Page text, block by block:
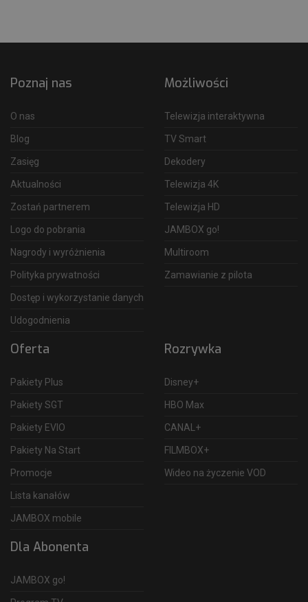
Poznaj nas
O nas
Blog
Zasięg
Aktualności
Zostań partnerem
Logo do pobrania
Nagrody i wyróżnienia
Polityka prywatności
Dostęp i wykorzystanie danych
Udogodnienia
Możliwości
Telewizja interaktywna
TV Smart
Dekodery
Telewizja 4K
Telewizja HD
JAMBOX go!
Multiroom
Zamawianie z pilota
Oferta
Pakiety Plus
Pakiety SGT
Pakiety EVIO
Pakiety Na Start
Promocje
Lista kanałów
JAMBOX mobile
Rozrywka
Disney+
HBO Max
CANAL+
FILMBOX+
Wideo na życzenie VOD
Dla Abonenta
JAMBOX go!